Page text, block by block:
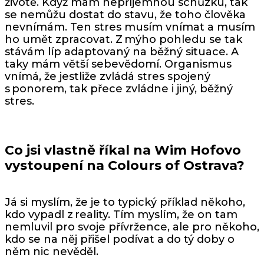
životě. Když mám nepříjemnou schůzku, tak
se nemůžu dostat do stavu, že toho člověka
nevnímám. Ten stres musím vnímat a musím
ho umět zpracovat. Z mýho pohledu se tak
stávám líp adaptovaný na běžný situace. A
taky mám větší sebevědomí. Organismus
vnímá, že jestliže zvládá stres spojený
s ponorem, tak přece zvládne i jiný, běžný
stres.
Co jsi vlastně říkal na Wim Hofovo
vystoupení na Colours of Ostrava?
Já si myslím, že je to typický příklad někoho,
kdo vypadl z reality. Tím myslím, že on tam
nemluvil pro svoje přívržence, ale pro někoho,
kdo se na něj přišel podívat a do tý doby o
něm nic nevěděl.